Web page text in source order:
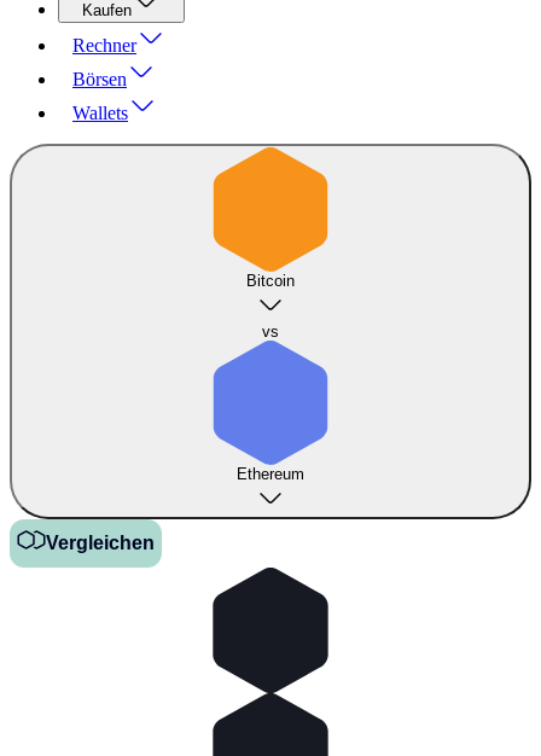
Kaufen
Rechner
Börsen
Wallets
Bitcoin
vs
Ethereum
Vergleichen